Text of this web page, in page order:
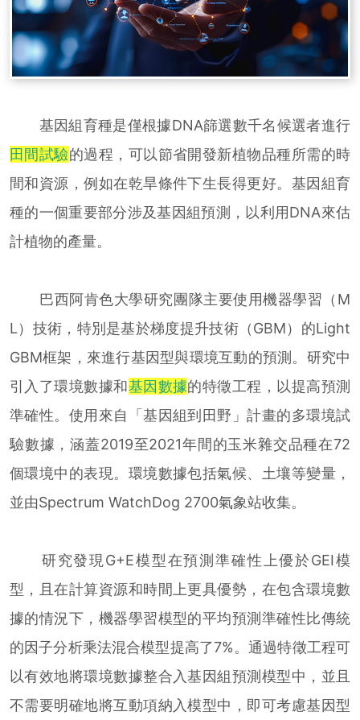
基因組育種是僅根據DNA篩選數千名候選者進行
田間試驗的過程，可以節省開發新植物品種所需的時
間和資源，例如在乾旱條件下生長得更好。基因組育
種的一個重要部分涉及基因組預測，以利用DNA來估
計植物的產量。
巴西阿肯色大學研究團隊主要使用機器學習（M
L）技術，特別是基於梯度提升技術（GBM）的Light
GBM框架，來進行基因型與環境互動的預測。研究中
引入了環境數據和基因數據的特徵工程，以提高預測
準確性。使用來自「基因組到田野」計畫的多環境試
驗數據，涵蓋2019至2021年間的玉米雜交品種在72
個環境中的表現。環境數據包括氣候、土壤等變量，
並由Spectrum WatchDog 2700氣象站收集。
研究發現G+E模型在預測準確性上優於GEI模
型，且在計算資源和時間上更具優勢，在包含環境數
據的情況下，機器學習模型的平均預測準確性比傳統
的因子分析乘法混合模型提高了7%。通過特徵工程可
以有效地將環境數據整合入基因組預測模型中，並且
不需要明確地將互動項納入模型中，即可考慮基因型